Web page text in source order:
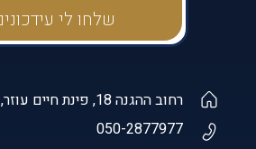
רחוב ההגנה 18, פינת חיים עוזר, פתח תקווה
050-2877977